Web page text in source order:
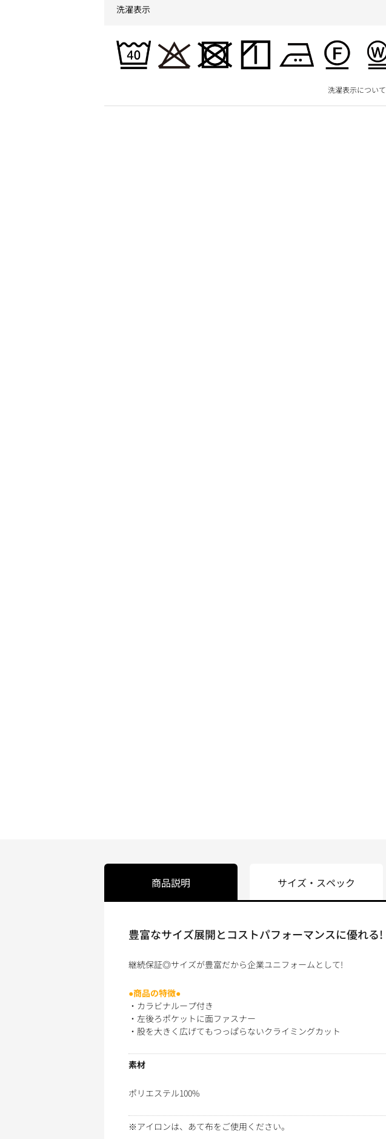
洗濯表示
洗濯表示について
商品説明
豊富なサイズ展開とコストパフォーマンスに優れる!
継続保証◎サイズが豊富だから企業ユニフォームとして!
●商品の特徴●
・カラビナループ付き
・左後ろポケットに面ファスナー
・股を大きく広げてもつっぱらないクライミングカット
素材
ポリエステル100%
※アイロンは、あて布をご使用ください。
サイズ・スペック